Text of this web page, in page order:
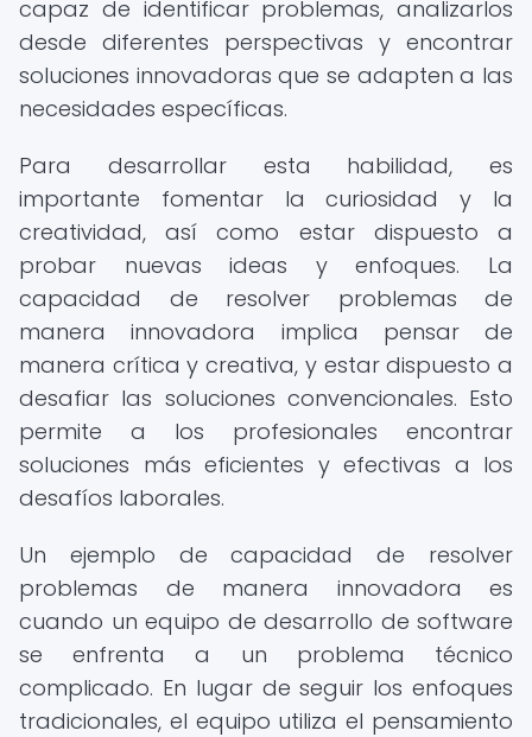
capaz de identificar problemas, analizarlos
desde diferentes perspectivas y encontrar
soluciones innovadoras que se adapten a las
necesidades específicas.
Para desarrollar esta habilidad, es
importante fomentar la curiosidad y la
creatividad, así como estar dispuesto a
probar nuevas ideas y enfoques. La
capacidad de resolver problemas de
manera innovadora implica pensar de
manera crítica y creativa, y estar dispuesto a
desafiar las soluciones convencionales. Esto
permite a los profesionales encontrar
soluciones más eficientes y efectivas a los
desafíos laborales.
Un ejemplo de capacidad de resolver
problemas de manera innovadora es
cuando un equipo de desarrollo de software
se enfrenta a un problema técnico
complicado. En lugar de seguir los enfoques
tradicionales, el equipo utiliza el pensamiento